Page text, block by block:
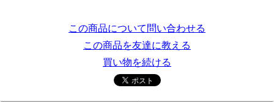
この商品について問い合わせる
この商品を友達に教える
買い物を続ける